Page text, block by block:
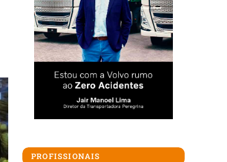
PROFISSIONAIS